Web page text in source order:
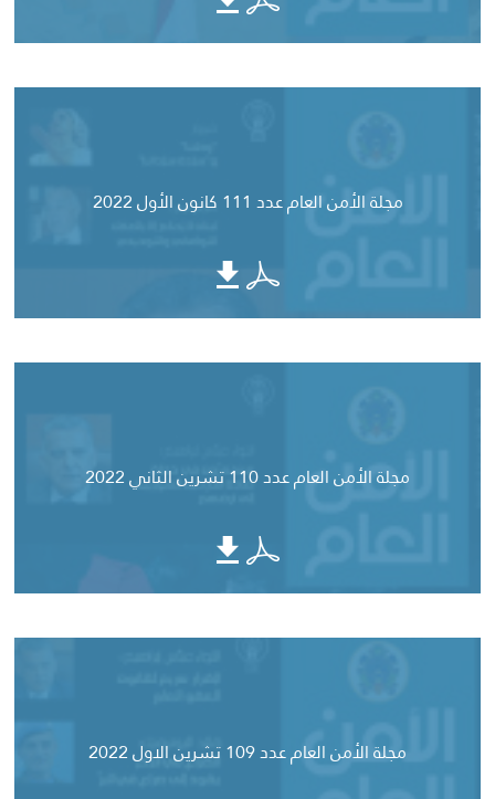
مجلة الأمن العام عدد 111 كانون الأول 2022
مجلة الأمن العام عدد 110 تشرين الثاني 2022
مجلة الأمن العام عدد 109 تشرين الاول 2022